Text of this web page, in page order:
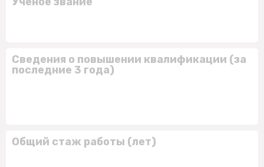
Сведения о повышении квалификации (за
последние 3 года)
Общий стаж работы (лет)